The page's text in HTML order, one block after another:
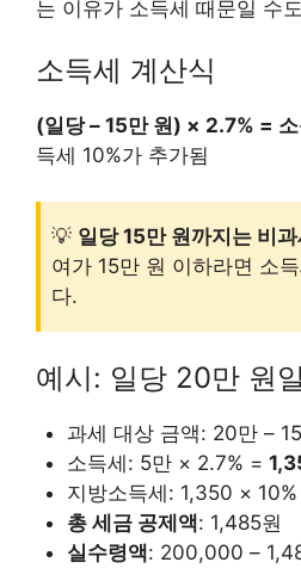
는 이유가 소득세 때문일 수
소득세 계산식
(일당 – 15만 원) × 2.7% = 소
득세 10%가 추가됨
💡 일당 15만 원까지는 비과
여가 15만 원 이하라면 소
다.
예시: 일당 20만 원
과세 대상 금액: 20만 –
소득세: 5만 × 2.7% =
지방소득세: 1,350 ×
총 세금 공제액: 1,485원
실수령액: 200,000 –